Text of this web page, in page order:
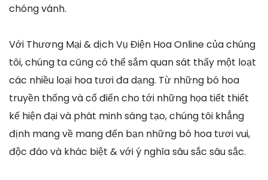
chóng vánh.
Với Thương Mại & dịch Vụ Điện Hoa Online của chúng
tôi, chúng ta cũng có thể sắm quan sát thấy một loạt
các nhiều loại hoa tươi đa dạng. Từ những bó hoa
truyền thống và cổ điển cho tới những họa tiết thiết
kế hiện đại và phát minh sáng tạo, chúng tôi khẳng
định mang về mang đến bạn những bó hoa tươi vui,
độc đáo và khác biệt & với ý nghĩa sâu sắc sâu sắc.